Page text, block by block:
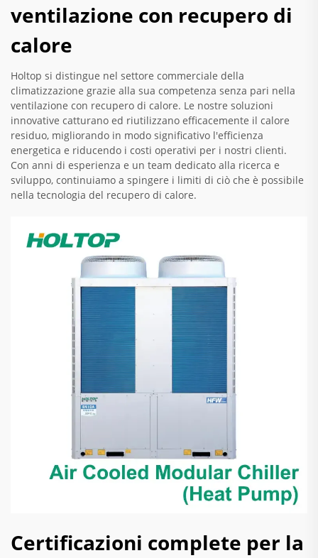
ventilazione con recupero di
calore
Holtop si distingue nel settore commerciale della
climatizzazione grazie alla sua competenza senza pari nella
ventilazione con recupero di calore. Le nostre soluzioni
innovative catturano ed riutilizzano efficacemente il calore
residuo, migliorando in modo significativo l'efficienza
energetica e riducendo i costi operativi per i nostri clienti.
Con anni di esperienza e un team dedicato alla ricerca e
sviluppo, continuiamo a spingere i limiti di ciò che è possibile
nella tecnologia del recupero di calore.
Certificazioni complete per la